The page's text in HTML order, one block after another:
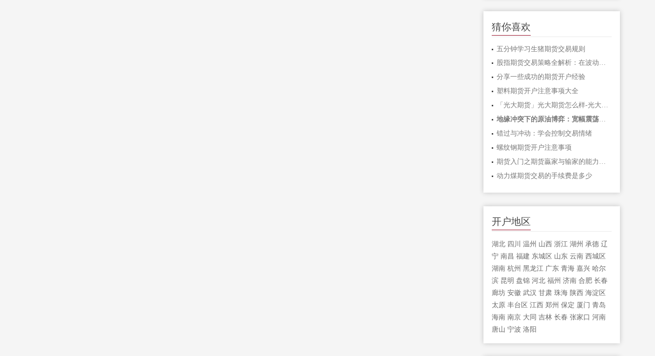
猜你喜欢
五分钟学习生猪期货交易规则
股指期货交易策略全解析：在波动市场中
分享一些成功的期货开户经验
塑料期货开户注意事项大全
「光大期货」光大期货怎么样-光大期货手
地缘冲突下的原油博弈：宽幅震荡中如何
错过与冲动：学会控制交易情绪
螺纹钢期货开户注意事项
动力煤期货交易的手续费是多少
开户地区
湖北 四川 温州 山西 浙江 湖州 承德 辽
宁 南昌 福建 东城区 山东 云南 西城区
湖南 杭州 黑龙江 广东 青海 嘉兴 哈尔
滨 昆明 盘锦 河北 福州 济南 合肥 长春
廊坊 安徽 武汉 甘肃 珠海 陕西 海淀区
太原 丰台区 江西 郑州 保定 厦门 青岛
海南 南京 大同 吉林 长春 张家口 河南
唐山 宁波 洛阳